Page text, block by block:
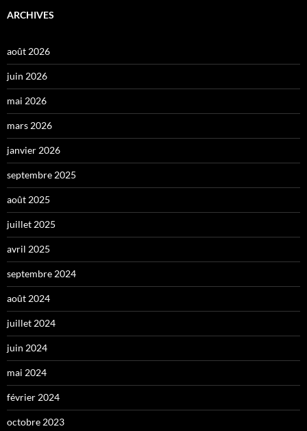
ARCHIVES
août 2026
juin 2026
mai 2026
mars 2026
janvier 2026
septembre 2025
août 2025
juillet 2025
avril 2025
septembre 2024
août 2024
juillet 2024
juin 2024
mai 2024
février 2024
octobre 2023